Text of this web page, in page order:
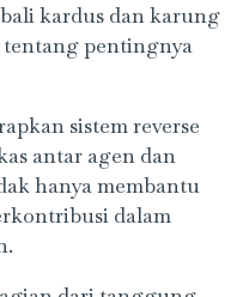
kardus dan karung
tentang pentingnya
sistem reverse
antar agen dan
hanya membantu
dalam